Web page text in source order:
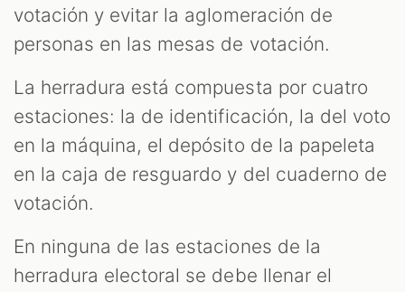
votación y evitar la aglomeración de
personas en las mesas de votación.
La herradura está compuesta por cuatro
estaciones: la de identificación, la del voto
en la máquina, el depósito de la papeleta
en la caja de resguardo y del cuaderno de
votación.
En ninguna de las estaciones de la
herradura electoral se debe llenar el